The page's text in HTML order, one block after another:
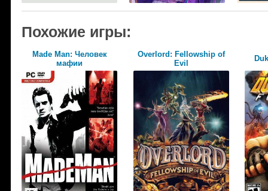
Похожие игры:
Made Мan: Человек
мафии
Overlord: Fellowship of
Evil